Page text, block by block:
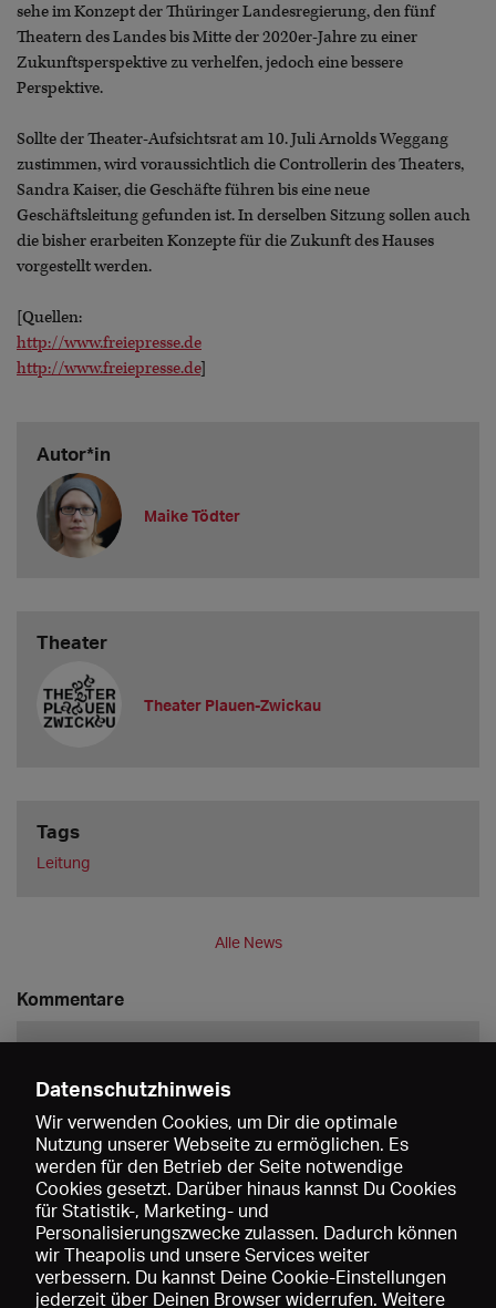
sehe im Konzept der Thüringer Landesregierung, den fünf
Theatern des Landes bis Mitte der 2020er-Jahre zu einer
Zukunftsperspektive zu verhelfen, jedoch eine bessere
Perspektive.
Sollte der Theater-Aufsichtsrat am 10. Juli Arnolds Weggang
zustimmen, wird voraussichtlich die Controllerin des Theaters,
Sandra Kaiser, die Geschäfte führen bis eine neue
Geschäftsleitung gefunden ist. In derselben Sitzung sollen auch
die bisher erarbeiten Konzepte für die Zukunft des Hauses
vorgestellt werden.
[Quellen:
http://www.freiepresse.de
http://www.freiepresse.de]
Autor*in
Maike Tödter
Theater
Theater Plauen-Zwickau
Tags
Leitung
Alle News
Kommentare
Speichern
Datenschutzhinweis
Wir verwenden Cookies, um Dir die optimale
Nutzung unserer Webseite zu ermöglichen. Es
werden für den Betrieb der Seite notwendige
Cookies gesetzt. Darüber hinaus kannst Du Cookies
für Statistik-, Marketing- und
Personalisierungszwecke zulassen. Dadurch können
wir Theapolis und unsere Services weiter
verbessern. Du kannst Deine Cookie-Einstellungen
jederzeit über Deinen Browser widerrufen. Weitere